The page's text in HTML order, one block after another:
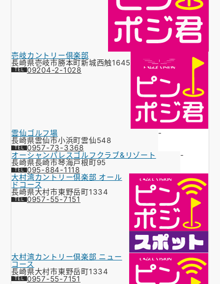
壱岐カントリー倶楽部
長崎県壱岐市勝本町新城西触1645
09204-2-1028
雲仙ゴルフ場
長崎県雲仙市小浜町雲仙548
0957-73-3368
-
オーシャンパレスゴルフクラブ&リゾート
長崎県長崎市琴海戸根町95
095-884-1118
-
大村湾カントリー倶楽部 オール
ドコース
長崎県大村市東野岳町1334
0957-55-7151
大村湾カントリー倶楽部 ニュー
コース
長崎県大村市東野岳町1334
0957-55-7151